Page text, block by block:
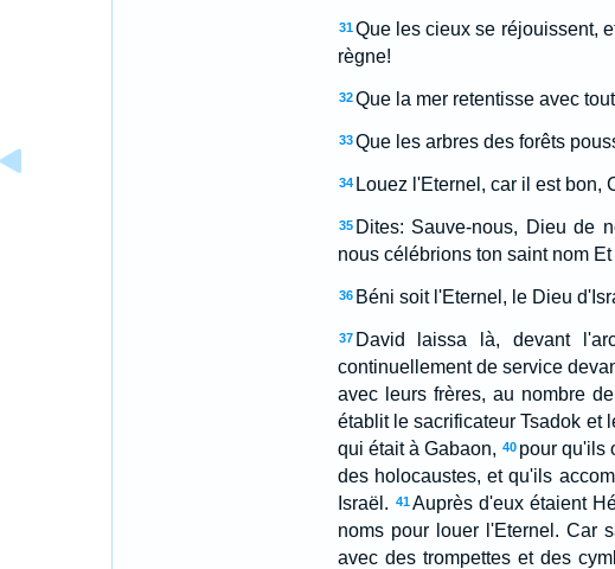
31 Que les cieux se réjouissent,
règne!
32 Que la mer retentisse avec
33 Que les arbres des forêts
34 Louez l'Eternel, car il est bon,
35 Dites: Sauve-nous, Dieu de
nous célébrions ton saint nom
36 Béni soit l'Eternel, le Dieu
37 David laissa là, devant
continuellement de service
avec leurs frères, au nombre
établit le sacrificateur Tsadok et
qui était à Gabaon, 40 pour qu'ils
des holocaustes, et qu'ils
Israël. 41 Auprès d'eux étaient
noms pour louer l'Eternel. Car
avec des trompettes et des